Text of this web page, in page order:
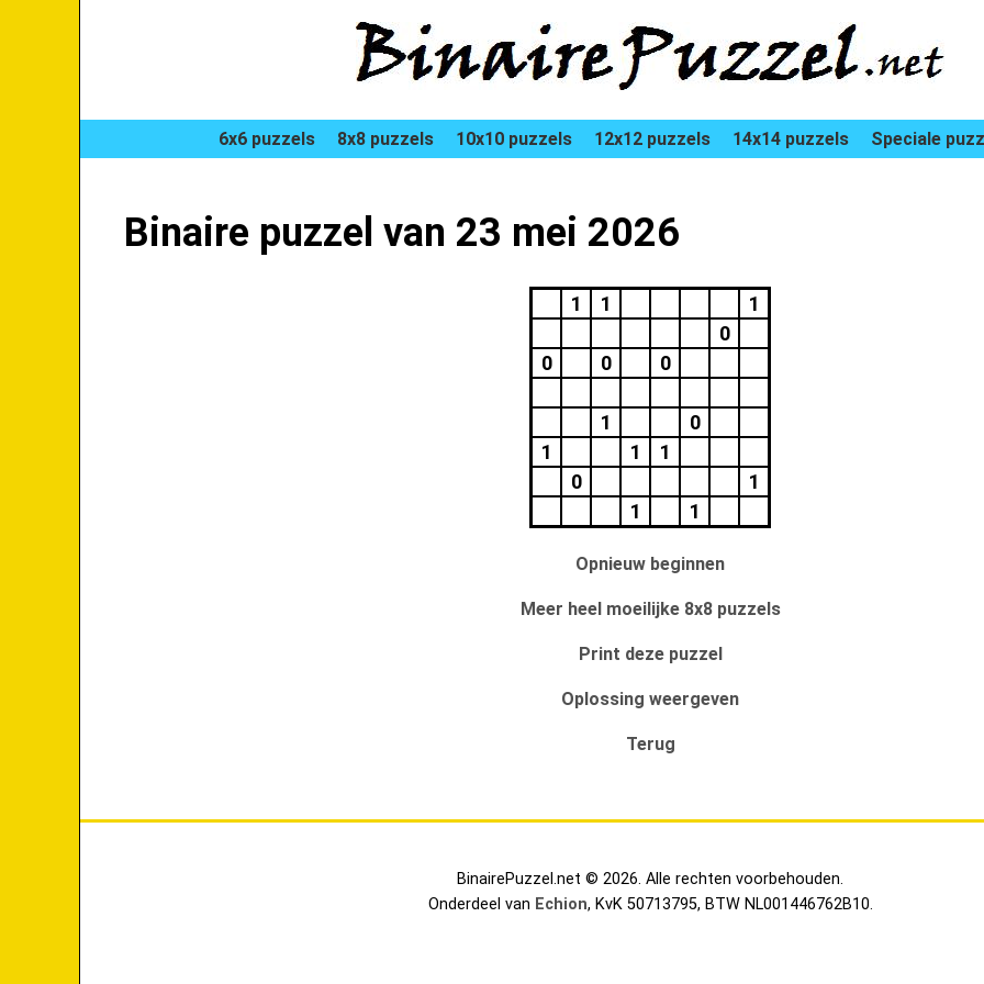
6x6 puzzels 8x8 puzzels 10x10 puzzels 12x12 puzzels 14x14 puzzels Speciale
Binaire puzzel van 23 mei 2026
1 1
1
0
0
0 0
1
0
1
1
1
0
1
1
1
Opnieuw beginnen
Meer heel moeilijke 8x8 puzzels
Print deze puzzel
Oplossing weergeven
Terug
BinairePuzzel.net © 2026. Alle rechten voorbehouden.
Onderdeel van Echion, KvK 50713795, BTW NL001446762B10.